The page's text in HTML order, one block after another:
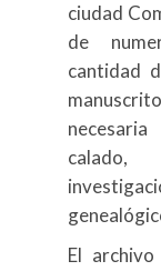
ciudad
de
cantidad
calado,
El